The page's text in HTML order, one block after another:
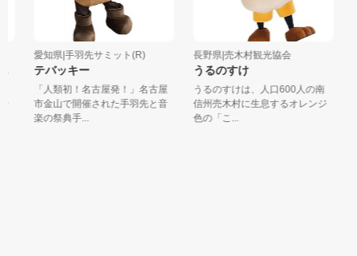
愛知県|手羽先サミット(R)
テバッキー
「人類初！名古屋発！」名古屋
市金山で開催された手羽先と音
楽の祭典手...
長野県|売木村観光協会
うるのすけ
うるのすけは、人口600人の南
信州売木村に生息するオレンジ
色の「こ...